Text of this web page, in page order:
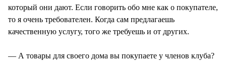
который они дают. Если говорить обо мне как о покупателе,
то я очень требователен. Когда сам предлагаешь
качественную услугу, того же требуешь и от других.
— А товары для своего дома вы покупаете у членов клуба?